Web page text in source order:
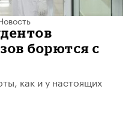
борются с
как и у настоящих